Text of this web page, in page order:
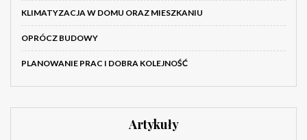
KLIMATYZACJA W DOMU ORAZ MIESZKANIU
OPRÓCZ BUDOWY
PLANOWANIE PRAC I DOBRA KOLEJNOŚĆ
Artykuły